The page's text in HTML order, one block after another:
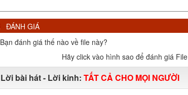
ĐÁNH GIÁ
Bạn đánh giá thế nào về file này?
Hãy click vào hình sao để đánh giá File
Lời bài hát - Lời kinh: TẤT CẢ CHO MỌI NGƯỜI